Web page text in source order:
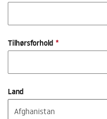
Tilhørsforhold *
Land